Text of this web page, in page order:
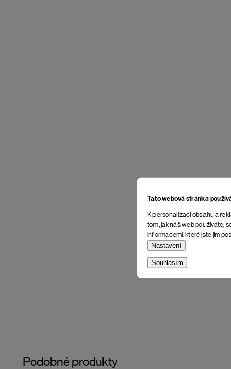
Tato webová stránka
K personalizaci obsahu a
tom, jak náš web používáte,
informacemi, které jste jim
Nastavení
Souhlasím
Podobné produkty